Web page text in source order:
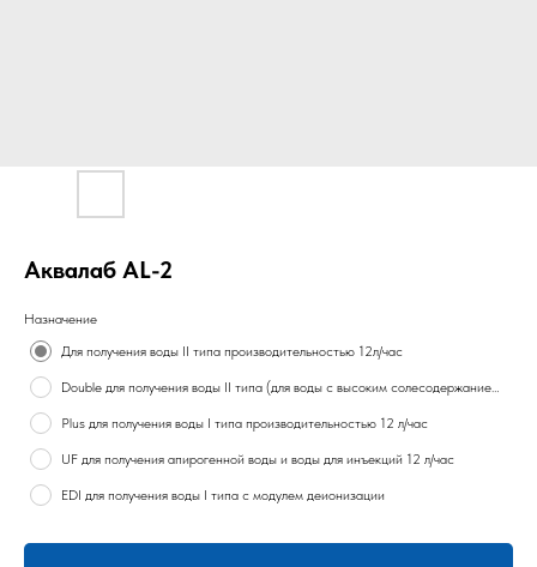
Аквалаб AL-2
Назначение
Для получения воды II типа производительностью 12л/час
Double для получения воды II типа (для воды с высоким солесодержанием 12 л/час
Plus для получения воды I типа производительностью 12 л/час
UF для получения апирогенной воды и воды для инъекций 12 л/час
EDI для получения воды I типа с модулем деионизации